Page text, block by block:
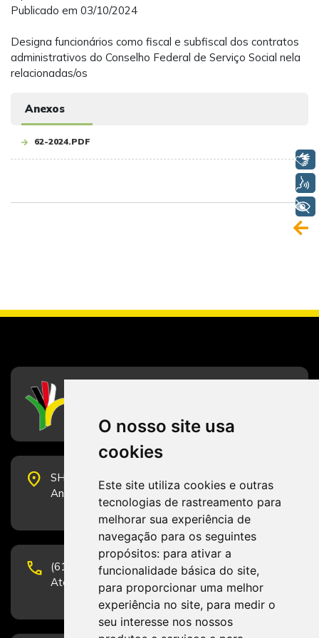
O nosso site usa
cookies
Este site utiliza cookies e outras
tecnologias de rastreamento para
melhorar sua experiência de
navegação para os seguintes
propósitos: para ativar a
funcionalidade básica do site,
para proporcionar uma melhor
experiência no site, para medir o
seu interesse nos nossos
Publicado em 03/10/2024
Designa funcionários como fiscal e subfiscal dos contratos
administrativos do Conselho Federal de Serviço Social nela
relacionadas/os
Anexos
62-2024.PDF
place
SHS Quadra 6, Bloco E, Complexo Brasil 21, 20º
Andar, Sala 2001 - CEP 70322-915 - Brasília/DF
phone
(61) 3223-1652 e (61) 98131-3801.
Atendimento por telefone em horário comercial
Libras
+ Acessibilidade